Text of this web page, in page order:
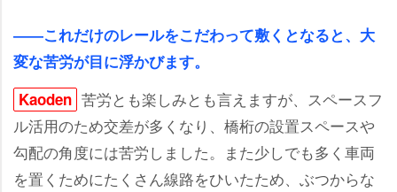
――これだけのレールをこだわって敷くとなると、大
変な苦労が目に浮かびます。
Kaoden 苦労とも楽しみとも言えますが、スペースフ
ル活用のため交差が多くなり、橋桁の設置スペース
勾配の角度には苦労しました。また少しでも多く車両
を置くためにたくさん線路をひいたため、ぶつからな